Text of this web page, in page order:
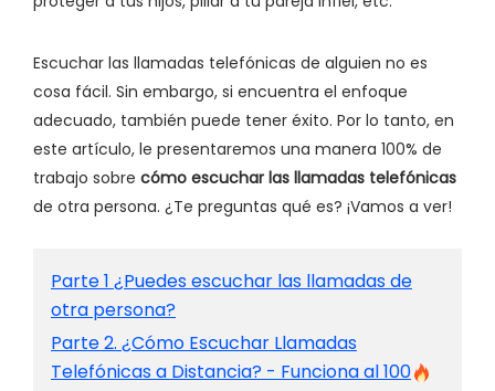
Escuchar las llamadas telefónicas de alguien no es
cosa fácil. Sin embargo, si encuentra el enfoque
adecuado, también puede tener éxito. Por lo tanto, en
este artículo, le presentaremos una manera 100% de
trabajo sobre cómo escuchar las llamadas telefónicas
de otra persona. ¿Te preguntas qué es? ¡Vamos a ver!
Parte 1 ¿Puedes escuchar las llamadas de
otra persona?
Parte 2. ¿Cómo Escuchar Llamadas
Telefónicas a Distancia? - Funciona al 100